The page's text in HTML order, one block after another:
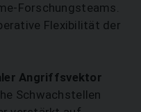
Forschungsteams.
Flexibilität der
Angriffsvektor
Schwachstellen